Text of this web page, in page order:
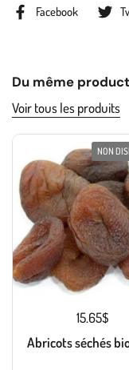
Facebook
Du même
Voir tous les produits
15.65$
Abricots séchés
NON